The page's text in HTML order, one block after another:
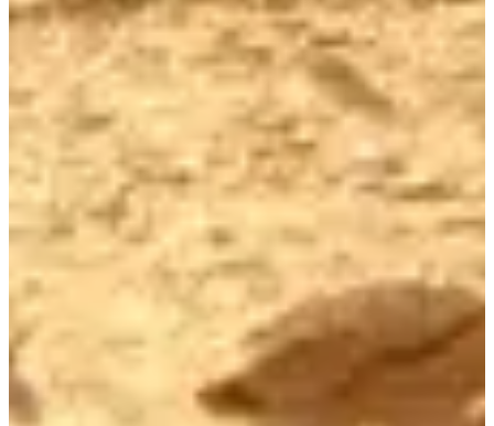
Cerrado
Cerrado
Triathlon courte distance Licenciés Triathlon
Cerrado
Cerrado
Aquathlon Longue Distance
Inscripciones abiertas
Registro
Registro
Aquathlon Longue Distance Licenciés Triathlon
Inscripciones
abiertas
229,00 €
Aquathlon Moyenne DistanceInscripciones abiertas
139,00 €
Registro
Aquathlon Moyenne Distance Licenciés Triathlon
abiertas